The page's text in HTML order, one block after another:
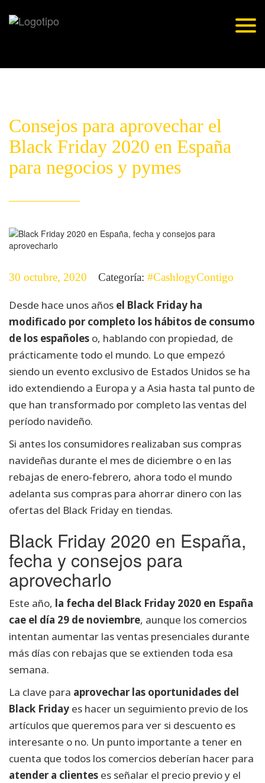
content
Consejos para aprovechar el
Black Friday 2020 en España
para negocios y pymes
30 octubre, 2020 Categoría: #CashlogyContigo
Desde hace unos años el Black Friday ha
modificado por completo los hábitos de consumo
de los españoles o, hablando con propiedad, de
prácticamente todo el mundo. Lo que empezó
siendo un evento exclusivo de Estados Unidos se ha
ido extendiendo a Europa y a Asia hasta tal punto de
que han transformado por completo las ventas del
período navideño.
Si antes los consumidores realizaban sus compras
navideñas durante el mes de diciembre o en las
rebajas de enero-febrero, ahora todo el mundo
adelanta sus compras para ahorrar dinero con las
ofertas del Black Friday en tiendas.
Black Friday 2020 en España,
fecha y consejos para
aprovecharlo
Este año, la fecha del Black Friday 2020 en España
cae el día 29 de noviembre, aunque los comercios
intentan aumentar las ventas presenciales durante
más días con rebajas que se extienden toda esa
semana.
La clave para aprovechar las oportunidades del
Black Friday es hacer un seguimiento previo de los
artículos que queremos para ver si descuento es
interesante o no. Un punto importante a tener en
cuenta que todos los comercios deberían hacer para
atender a clientes es señalar el precio previo y el